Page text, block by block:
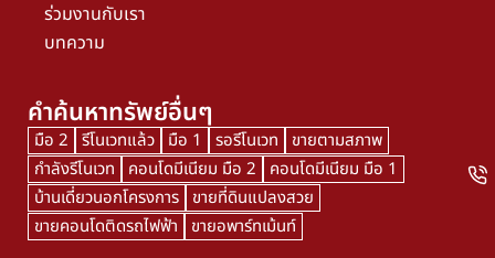
ร่วมงานกับเรา
บทความ
คำค้นหาทรัพย์อื่นๆ
มือ 2 รีโนเวทแล้ว มือ 1 รอรีโนเวท
ขายตามสภาพ
กำลังรีโนเวท
คอนโดมีเนียม มือ 2
คอนโดมีเนียม มือ 1
บ้านเดี่ยวนอกโครงการ ขายที่ดินแปลงสวย
ขายคอนโดติดรถไฟฟ้า
ขายอพาร์ทเม้นท์